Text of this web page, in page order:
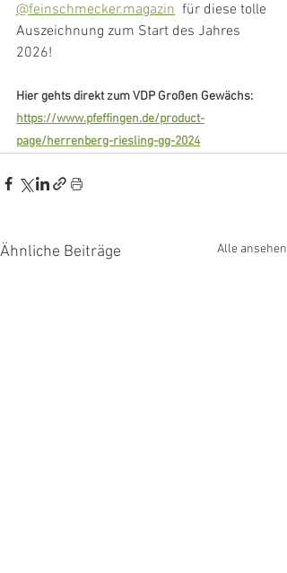
@feinschmecker.magazin
  für diese tolle
Auszeichnung zum Start des Jahres
2026!
Hier gehts direkt zum VDP Großen Gewächs:
https://www.pfeffingen.de/product-
page/herrenberg-riesling-gg-2024
Ähnliche Beiträge Alle ansehen